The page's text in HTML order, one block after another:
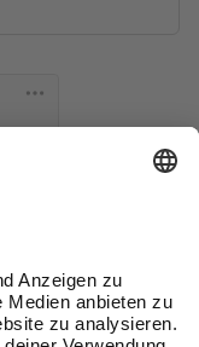
erhalten. Ich
die
die